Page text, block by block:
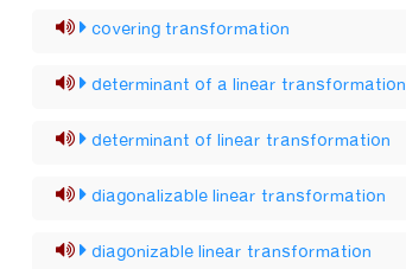
covering transformation
determinant of a linear transformation
determinant of linear transformation
diagonalizable linear transformation
diagonizable linear transformation